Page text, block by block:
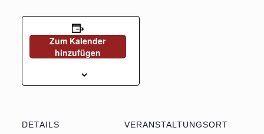
Zum Kalender
hinzufügen
DETAILS VERANSTALTUNGSORT